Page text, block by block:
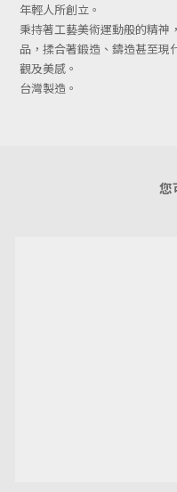
年輕人所創立。
秉持著工藝美術運動般的精神，
品，揉合著鍛造、鑄造甚至現
觀及美感。
台灣製造。
您